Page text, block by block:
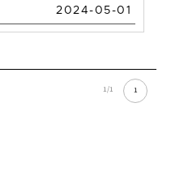
2024-05-01
1/1 1